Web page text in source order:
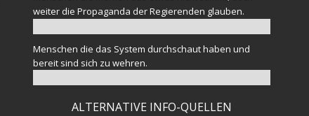
weiter die Propaganda der Regierenden glauben.
Menschen die das System durchschaut haben und
bereit sind sich zu wehren.
ALTERNATIVE INFO-QUELLEN